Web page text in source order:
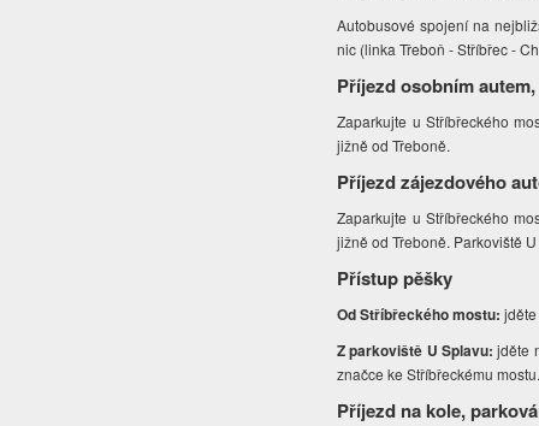
Autobusové spojení na
nic (linka Třeboň - Stříbřec -
Příjezd osobním
Zaparkujte u Stříbřeckého
jižně od Třeboně.
Příjezd zájezdového
Zaparkujte u Stříbřeckého
jižně od Třeboně. Parkoviště
Přístup pěšky
Od Stříbřeckého mostu:
Z parkoviště U Splavu: jděte
značce ke Stříbřeckému
Příjezd na kole,